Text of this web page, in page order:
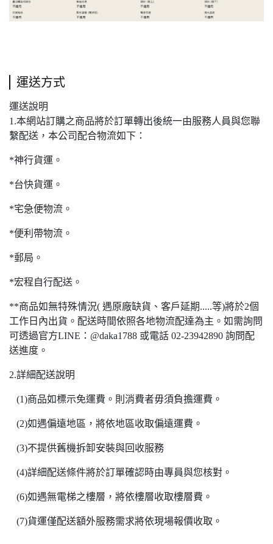
運送方式
運送說明
1.本網站訂購之商品將於訂單轉出後統一由服務人員與您聯
繫配送，本公司配合物流如下：
*神行貨運。
*台快貨運。
*宅急便物流。
*便利帶物流。
*郵局。
*宏程自行配送。
**商品如無特殊情況( 遇原廠缺貨、客戶延期.....等)將於2個
工作日內出貨。配送時間依照各地物流配達為主。如需詢問
可透過官方LINE：@daka1788 或電話 02-23942890 詢問配
送進度。
2.詳細配送說明
(1)商品如標示免運費。則消費者毋須負擔運費。
(2)如遇偏遠地區，將依地區收取偏遠運費。
(3)不提供舊機拆卸安裝與回收服務
(4)詳細配送條件將於訂單確認時由專員與您核對。
(6)如遇無電梯之樓層，將依樓層收取樓層費。
(7)貨運僅配送額外服務需求將依現場報價收取。